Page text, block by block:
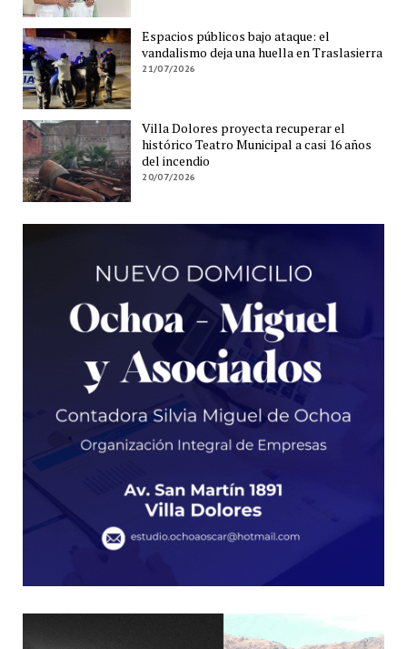
Espacios públicos bajo ataque: el
vandalismo deja una huella en Traslasierra
21/07/2026
Villa Dolores proyecta recuperar el
histórico Teatro Municipal a casi 16 años
del incendio
20/07/2026